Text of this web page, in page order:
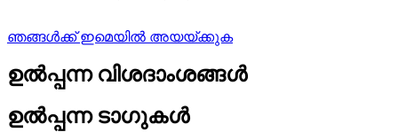
ഞങ്ങൾക്ക് ഇമെയിൽ അയയ്ക്കുക
ഉൽപ്പന്ന വിശദാംശങ്ങൾ
ഉൽപ്പന്ന ടാഗുകൾ